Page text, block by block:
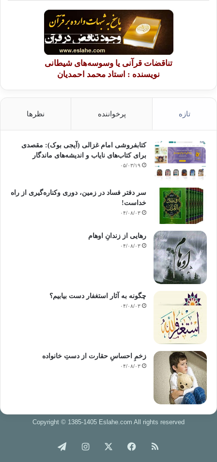
تناقضات قرآنی یا وسوسه‌های شیطانی
نویسنده : استاد محمد احمدیان
تازه پرخواننده نظرها
کتابفروشی امام غزالی (آیجی بوک): مقصدی
برای کتاب‌های نایاب و اندیشه‌های ماندگار
۰۵/۰۳/۱۹
سر دفتر فساد در زمین‌، دوری وکناره‌گیری از راه
خداست‌!
۰۴/۰۸/۰۳
رهایی از زندانِ اوهام
۰۴/۰۸/۰۳
چگونه به آثار استغفار دست بیابیم؟
۰۴/۰۸/۰۳
زخمِ احساسِ حقارت از دستِ خانواده
۰۴/۰۸/۰۳
Copyright © 1385-1405 Eslahe.com All rights reserved
خوراک فیس اینستاگرام